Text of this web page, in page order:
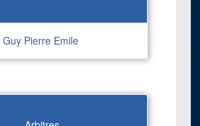
Guy Pierre Emile